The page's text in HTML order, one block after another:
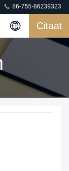
86-755-86239323
Citaat